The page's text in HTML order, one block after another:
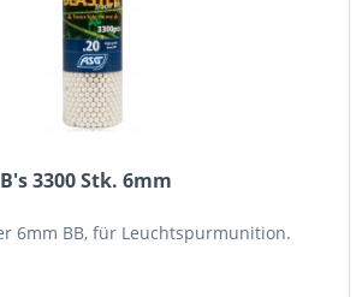
3300 Stk. 6mm
6mm BB, für Leuchtspurmunition.